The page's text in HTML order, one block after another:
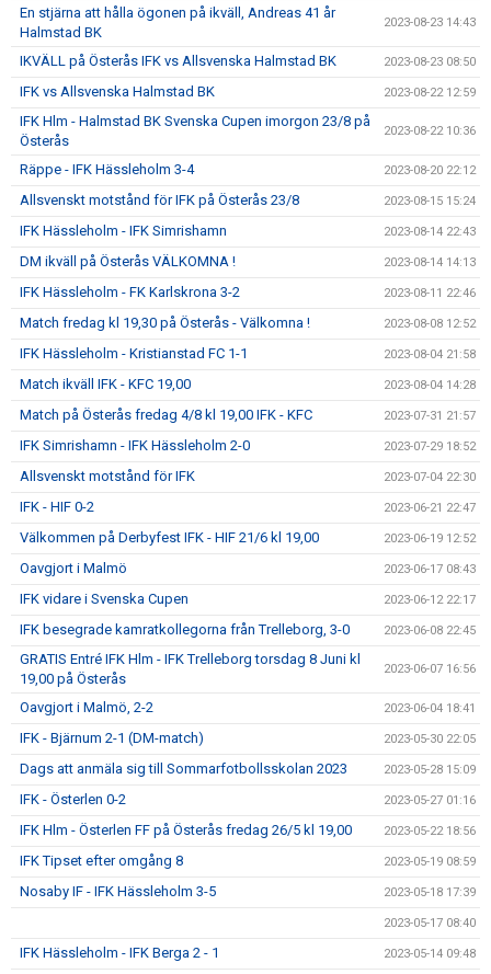
En stjärna att hålla ögonen på ikväll, Andreas 41 år
Halmstad BK
2023-08-23 14:43
IKVÄLL på Österås IFK vs Allsvenska Halmstad BK 2023-08-23 08:50
IFK vs Allsvenska Halmstad BK 2023-08-22 12:59
IFK Hlm - Halmstad BK Svenska Cupen imorgon 23/8 på
Österås
2023-08-22 10:36
Räppe - IFK Hässleholm 3-4 2023-08-20 22:12
Allsvenskt motstånd för IFK på Österås 23/8 2023-08-15 15:24
IFK Hässleholm - IFK Simrishamn 2023-08-14 22:43
DM ikväll på Österås VÄLKOMNA ! 2023-08-14 14:13
IFK Hässleholm - FK Karlskrona 3-2 2023-08-11 22:46
Match fredag kl 19,30 på Österås - Välkomna ! 2023-08-08 12:52
IFK Hässleholm - Kristianstad FC 1-1 2023-08-04 21:58
Match ikväll IFK - KFC 19,00 2023-08-04 14:28
Match på Österås fredag 4/8 kl 19,00 IFK - KFC 2023-07-31 21:57
IFK Simrishamn - IFK Hässleholm 2-0 2023-07-29 18:52
Allsvenskt motstånd för IFK 2023-07-04 22:30
IFK - HIF 0-2 2023-06-21 22:47
Välkommen på Derbyfest IFK - HIF 21/6 kl 19,00 2023-06-19 12:52
Oavgjort i Malmö 2023-06-17 08:43
IFK vidare i Svenska Cupen 2023-06-12 22:17
IFK besegrade kamratkollegorna från Trelleborg, 3-0 2023-06-08 22:45
GRATIS Entré IFK Hlm - IFK Trelleborg torsdag 8 Juni kl
19,00 på Österås
2023-06-07 16:56
Oavgjort i Malmö, 2-2 2023-06-04 18:41
IFK - Bjärnum 2-1 (DM-match) 2023-05-30 22:05
Dags att anmäla sig till Sommarfotbollsskolan 2023 2023-05-28 15:09
IFK - Österlen 0-2 2023-05-27 01:16
IFK Hlm - Österlen FF på Österås fredag 26/5 kl 19,00 2023-05-22 18:56
IFK Tipset efter omgång 8 2023-05-19 08:59
Nosaby IF - IFK Hässleholm 3-5 2023-05-18 17:39
2023-05-17 08:40
IFK Hässleholm - IFK Berga 2 - 1 2023-05-14 09:48